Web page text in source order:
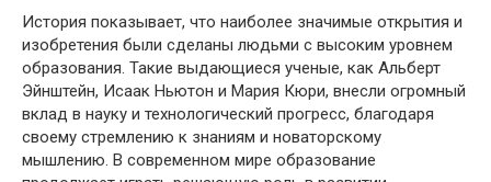
История показывает, что наиболее значимые открытия и
изобретения были сделаны людьми с высоким уровнем
образования. Такие выдающиеся ученые, как Альберт
Эйнштейн, Исаак Ньютон и Мария Кюри, внесли огромный
вклад в науку и технологический прогресс, благодаря
своему стремлению к знаниям и новаторскому
мышлению. В современном мире образование